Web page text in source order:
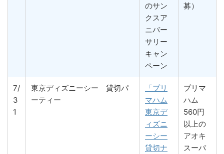
のサン
クスア
ニバー
サリー
キャン
ペーン
募）
7/
3
1
東京ディズニーシー 貸切パ
ーティー
「プリ
マハム
東京デ
ィズニ
ーシー
貸切ナ
プリマ
ハム
560円
以上の
アオキ
スーパ